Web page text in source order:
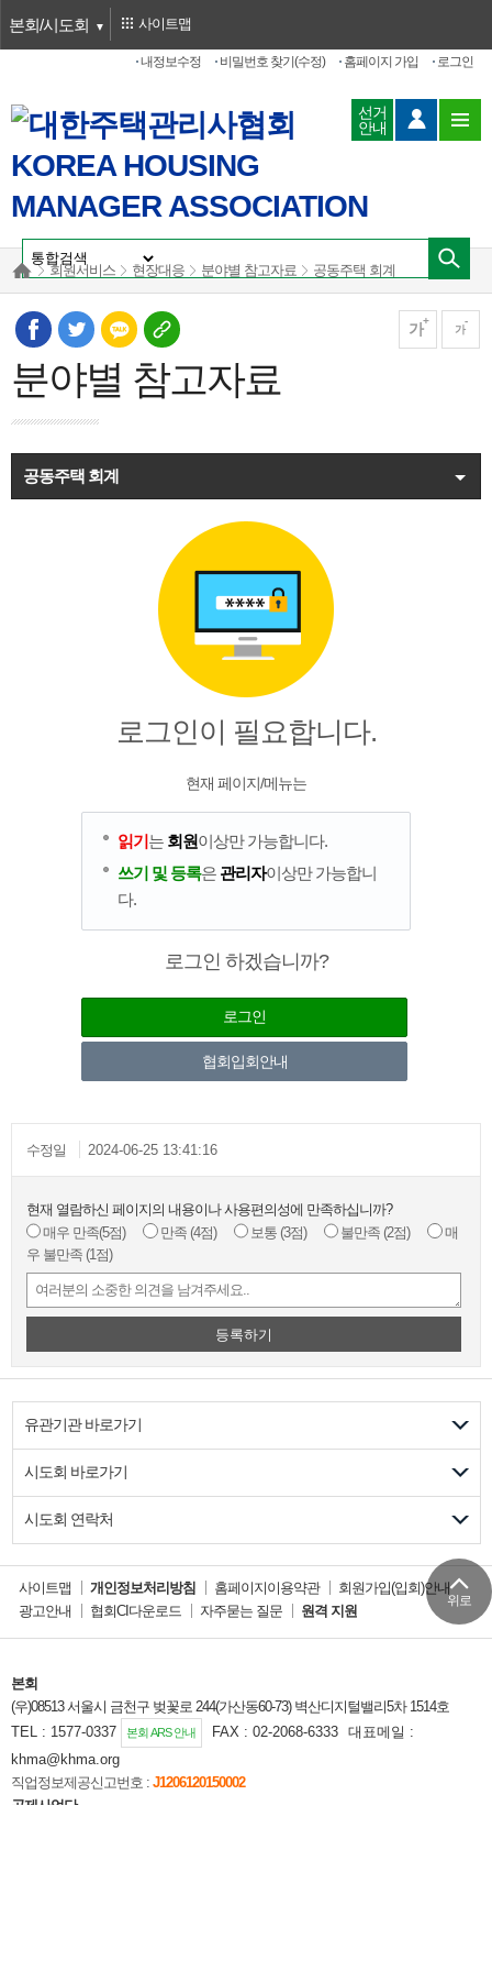
본회/시도회
로그인
홈페이지 가입
비밀번호 찾기(수정)
내정보수정
사이트맵
선거
안내
회원서비스 현장대응 분야별 참고자료 공동주택 회계
가 가
분야별 참고자료
공동주택 회계
로그인이 필요합니다.
현재 페이지/메뉴는
읽기는 회원이상만 가능합니다.
쓰기 및 등록은 관리자이상만 가능합니
다.
로그인 하겠습니까?
로그인
협회입회안내
수정일 2024-06-25 13:41:16
현재 열람하신 페이지의 내용이나 사용편의성에 만족하십니까?
매우 만족(5점) 만족 (4점) 보통 (3점) 불만족 (2점)
매
우 불만족 (1점)
등록하기
유관기관 바로가기
시도회 바로가기
시도회 연락처
사이트맵 개인정보처리방침 홈페이지이용약관
회원가입(입회)안내
광고안내
협회CI다운로드 자주묻는 질문 원격 지원
본회
(우)08513 서울시 금천구 벚꽃로 244(가산동60-73) 벽산디지털밸리5차 1514호
TEL : 1577-0337
본회 ARS 안내 FAX : 02-2068-6333
대표메일 :
khma@khma.org
직업정보제공신고번호 : J1206120150002
공제사업단
위로